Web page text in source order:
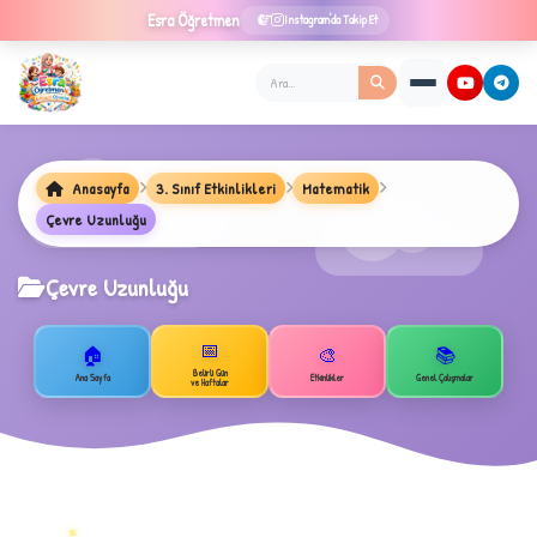
Esra Öğretmen Instagram'da Takip Et
✦
Anasayfa 3. Sınıf Etkinlikleri
Matematik
Çevre Uzunluğu
Çevre Uzunluğu
🏠
Ana Sayfa
📅
Belirli Gün
ve Haftalar
🎨
Etkinlikler
📚
Genel Çalışmalar